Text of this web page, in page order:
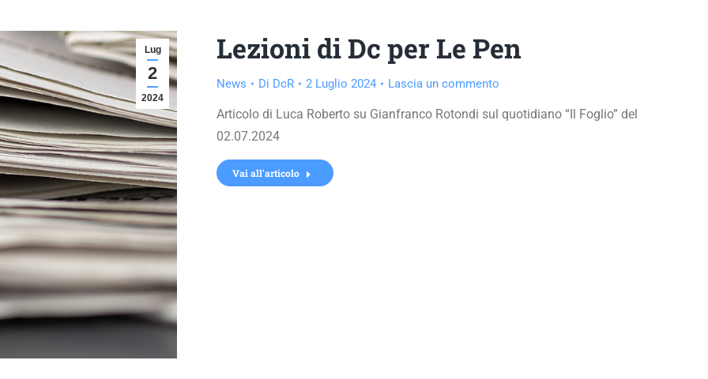
Lug
2
2024
Lezioni di Dc per Le Pen
News Di DcR 2 Luglio 2024 Lascia un commento
Articolo di Luca Roberto su Gianfranco Rotondi sul quotidiano “Il Foglio” del
02.07.2024
Vai all'articolo